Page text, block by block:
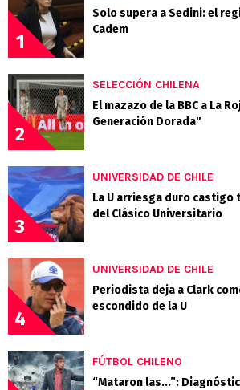
1
Solo supera a Sedini: el
Cadem
2
SELECCIÓN CHILENA
El mazazo de la BBC a La
Generación Dorada"
3
UNIVERSIDAD DE CHILE
La U arriesga duro
del Clásico Universitario
4
UNIVERSIDAD DE CHILE
Periodista deja a Clark
escondido de la U
FÚTBOL CHILENO
“Mataron las...”: